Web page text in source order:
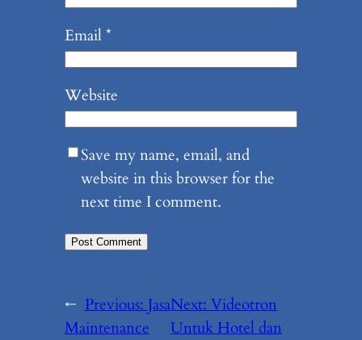
Email*
Website
Save my name, email, and
website in this browser for the
next time I comment.
← Previous:Jasa
Maintenance
Next:Videotron
Untuk Hotel dan